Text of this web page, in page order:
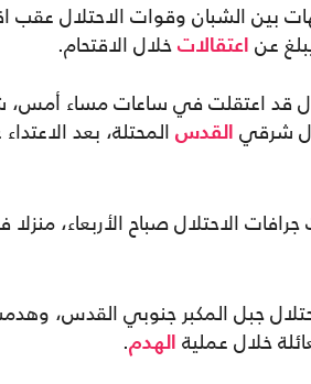
بين الشبان وقوات الاحتلال عقب
عن اعتقالات خلال الاقتحام.
قد اعتقلت في ساعات مساء أمس،
شرقي
القدس المحتلة، بعد
الاحتلال صباح الأربعاء،
جبل المكبر جنوبي القدس،
خلال عملية
الهدم.